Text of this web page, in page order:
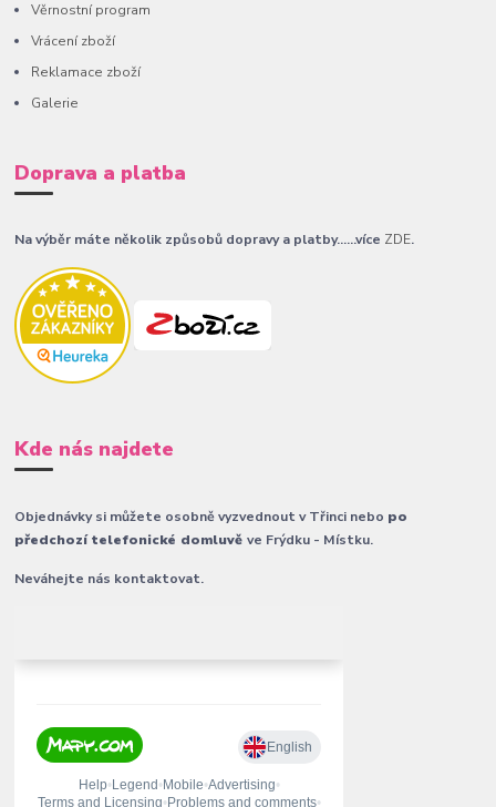
Věrnostní program
Vrácení zboží
Reklamace zboží
Galerie
Doprava a platba
Na výběr máte několik způsobů dopravy a platby......více ZDE.
Kde nás najdete
Objednávky si můžete osobně vyzvednout v Třinci nebo po
předchozí telefonické domluvěve Frýdku - Místku.
Neváhejte nás kontaktovat.